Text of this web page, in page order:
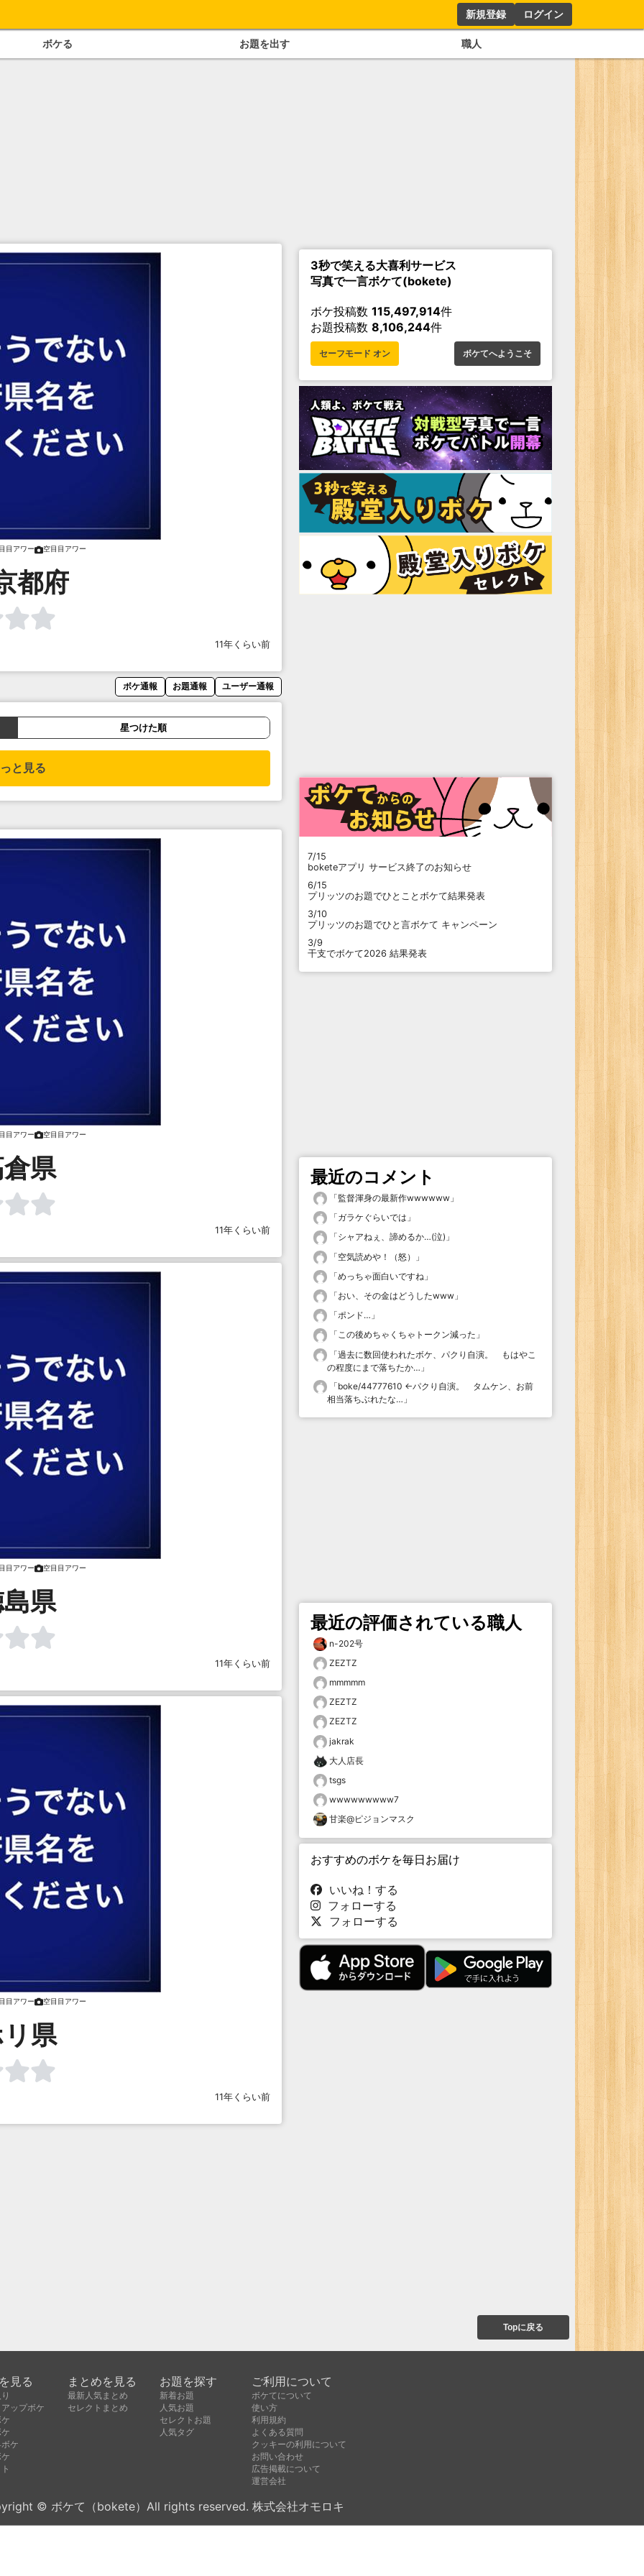
新規登録 ログイン
ボケる お題を出す 職人
目アワー 空目目アワー
都府
11年くらい前
ボケ通報 お題通報 ユーザー通報
星つけた順
と見る
目アワー 空目目アワー
県
11年くらい前
目アワー 空目目アワー
県
11年くらい前
目アワー 空目目アワー
県
11年くらい前
3秒で笑える大喜利サービス
写真で一言ボケて(bokete)
ボケ投稿数 115,497,914件
お題投稿数 8,106,244件
セーフモード オン ボケてへようこそ
7/15
boketeアプリ サービス終了のお知らせ
6/15
プリッツのお題でひとことボケて結果発表
3/10
プリッツのお題でひと言ボケて キャンペーン
3/9
干支でボケて2026 結果発表
最近のコメント
「監督渾身の最新作wwwwww 」
「ガラケぐらいでは 」
「シャアねぇ、諦めるか…(泣) 」
「空気読めや！（怒）
」
「めっちゃ面白いですね 」
「おい、その金はどうしたwww 」
「ポンド… 」
「この後めちゃくちゃトークン減った 」
「過去に数回使われたボケ、パクり自演。 もはやこ
の程度にまで落ちたか… 」
「boke/44777610 ←パクり自演。 タムケン、お前
相当落ちぶれたな… 」
最近の評価されている職人
n-202号
ZEZTZ
mmmmm
ZEZTZ
ZEZTZ
jakrak
大人店長
tsgs
wwwwwwwww7
甘楽@ピジョンマスク
おすすめのボケを毎日お届け
いいね！する
フォローする
フォローする
Topに戻る
見る
ップボケ
ケ
まとめを見る
最新人気まとめ
セレクトまとめ
お題を探す
新着お題
人気お題
セレクトお題
人気タグ
ご利用について
ボケてについて
使い方
利用規約
よくある質問
クッキーの利用について
お問い合わせ
広告掲載について
運営会社
© ボケて（bokete）All rights reserved. 株式会社オモロキ